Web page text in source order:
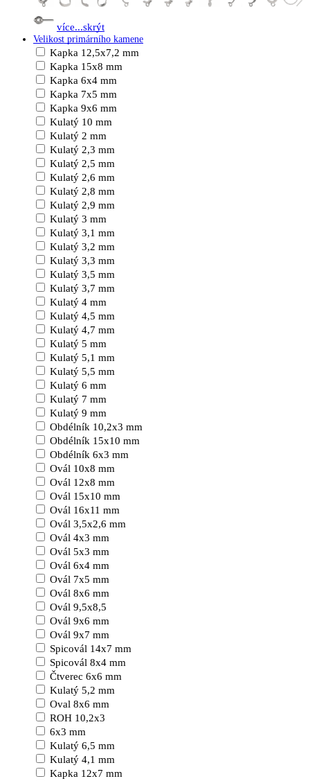
více...skrýt
Velikost primárního kamene
Kapka 12,5x7,2 mm
Kapka 15x8 mm
Kapka 6x4 mm
Kapka 7x5 mm
Kapka 9x6 mm
Kulatý 10 mm
Kulatý 2 mm
Kulatý 2,3 mm
Kulatý 2,5 mm
Kulatý 2,6 mm
Kulatý 2,8 mm
Kulatý 2,9 mm
Kulatý 3 mm
Kulatý 3,1 mm
Kulatý 3,2 mm
Kulatý 3,3 mm
Kulatý 3,5 mm
Kulatý 3,7 mm
Kulatý 4 mm
Kulatý 4,5 mm
Kulatý 4,7 mm
Kulatý 5 mm
Kulatý 5,1 mm
Kulatý 5,5 mm
Kulatý 6 mm
Kulatý 7 mm
Kulatý 9 mm
Obdélník 10,2x3 mm
Obdélník 15x10 mm
Obdélník 6x3 mm
Ovál 10x8 mm
Ovál 12x8 mm
Ovál 15x10 mm
Ovál 16x11 mm
Ovál 3,5x2,6 mm
Ovál 4x3 mm
Ovál 5x3 mm
Ovál 6x4 mm
Ovál 7x5 mm
Ovál 8x6 mm
Ovál 9,5x8,5
Ovál 9x6 mm
Ovál 9x7 mm
Spicovál 14x7 mm
Spicovál 8x4 mm
Čtverec 6x6 mm
Kulatý 5,2 mm
Oval 8x6 mm
ROH 10,2x3
6x3 mm
Kulatý 6,5 mm
Kulatý 4,1 mm
Kapka 12x7 mm